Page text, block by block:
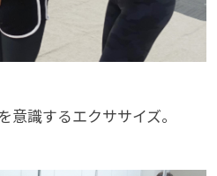
意識するエクササイズ。